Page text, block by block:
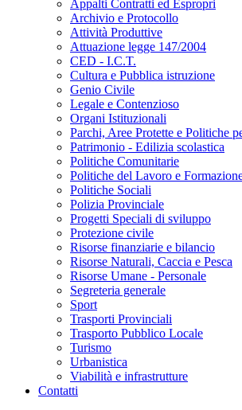
Appalti Contratti ed Espropri
Archivio e Protocollo
Attività Produttive
Attuazione legge 147/2004
CED - I.C.T.
Cultura e Pubblica istruzione
Genio Civile
Legale e Contenzioso
Organi Istituzionali
Parchi, Aree Protette e Politiche
Patrimonio - Edilizia scolastica
Politiche Comunitarie
Politiche del Lavoro e
Politiche Sociali
Polizia Provinciale
Progetti Speciali di sviluppo
Protezione civile
Risorse finanziarie e bilancio
Risorse Naturali, Caccia e Pesca
Risorse Umane - Personale
Segreteria generale
Sport
Trasporti Provinciali
Trasporto Pubblico Locale
Turismo
Urbanistica
Viabilità e infrastrutture
Contatti